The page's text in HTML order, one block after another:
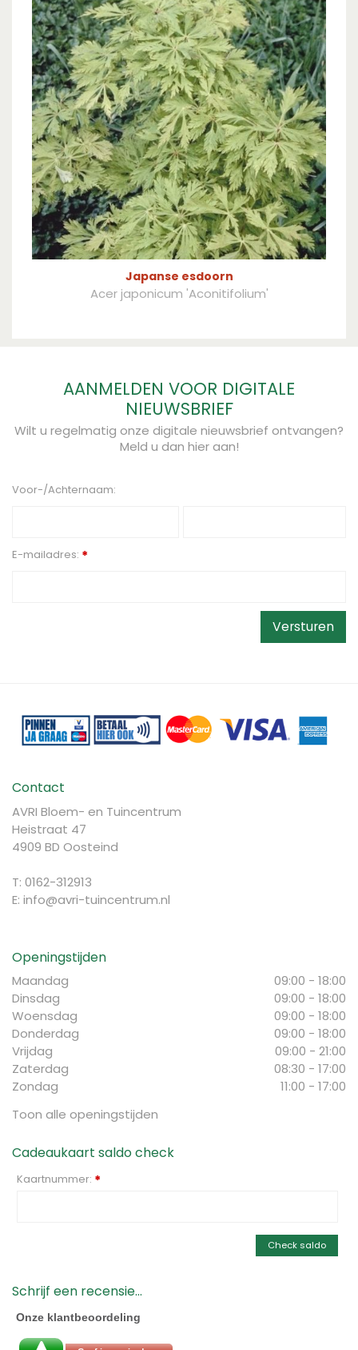
Japanse esdoorn
Acer japonicum 'Aconitifolium'
AANMELDEN VOOR DIGITALE
NIEUWSBRIEF
Wilt u regelmatig onze digitale nieuwsbrief ontvangen?
Meld u dan hier aan!
Voor-/Achternaam:
E-mailadres: *
Contact
AVRI Bloem- en Tuincentrum
Heistraat 47
4909 BD Oosteind
T: 0162-312913
E: info@avri-tuincentrum.nl
Openingstijden
Maandag
09:00 - 18:00
Dinsdag
09:00 - 18:00
Woensdag
09:00 - 18:00
Donderdag
09:00 - 18:00
Vrijdag
09:00 - 21:00
Zaterdag
08:30 - 17:00
Zondag
11:00 - 17:00
Toon alle openingstijden
Cadeaukaart saldo check
Kaartnummer: *
Check saldo
Schrijf een recensie...